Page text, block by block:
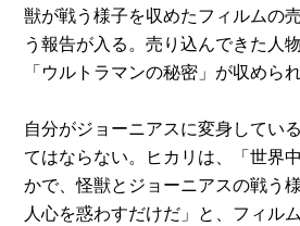
獣が戦う様子を収めたフィルムの
う報告が入る。売り込んできた人
「ウルトラマンの秘密」が収めら
自分がジョーニアスに変身してい
てはならない。ヒカリは、「世界
かで、怪獣とジョーニアスの戦う
人心を惑わすだけだ」と、フィル